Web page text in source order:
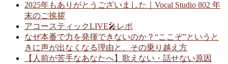
2025年もありがとうございました｜Vocal Studio 802 年
末のご挨拶
アコースティックLIVE🎤レポ
なぜ本番で力を発揮できないのか？“ここぞ”というと
きに声が出なくなる理由と、その乗り越え方
【人前が苦手なあなたへ】歌えない・話せない原因